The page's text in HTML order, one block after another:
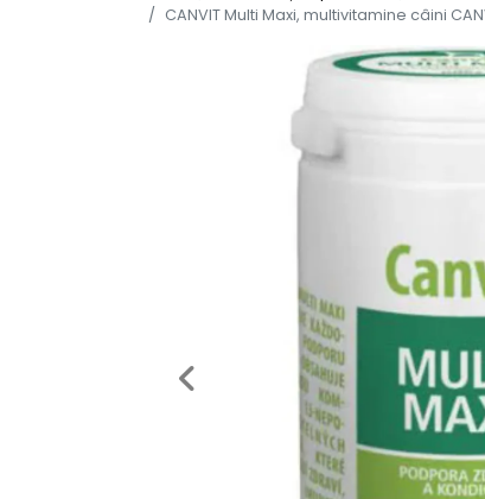
CANVIT Multi Maxi, multivitamine câini
Previous